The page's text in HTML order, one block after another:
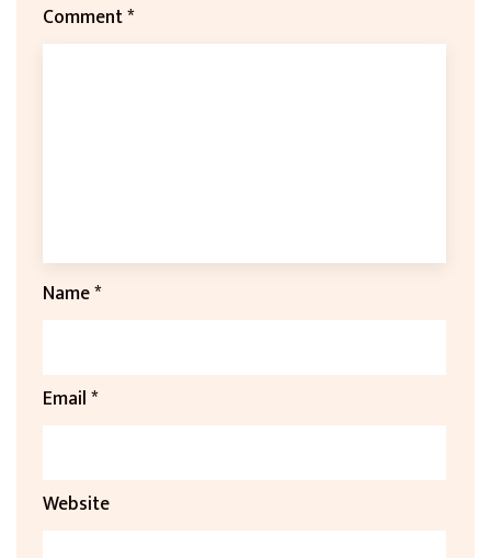
Comment*
Name*
Email*
Website